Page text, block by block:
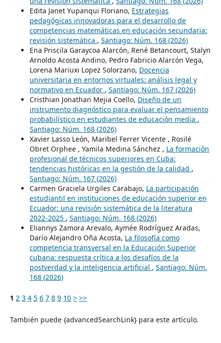
Edita Janet Yupanqui Floriano, Estrategias
pedagógicas innovadoras para el desarrollo de
competencias matemáticas en educación secundaria:
revisión sistemática , Santiago: Núm. 168 (2026)
Ena Priscila Garaycoa Alarcón, René Betancourt, Stalyn
Arnoldo Acosta Andino, Pedro Fabricio Alarcón Vega,
Lorena Mariuxi Lopez Solorzano, Docencia
universitaria en entornos virtuales: análisis legal y
normativo en Ecuador , Santiago: Núm. 167 (2026)
Cristhian Jonathan Mejia Coello, Diseño de un
instrumento diagnóstico para evaluar el pensamiento
probabilístico en estudiantes de educación media ,
Santiago: Núm. 168 (2026)
Xavier Lasso León, Maribel Ferrer Vicente , Rosilé
Obret Orphee , Yamila Medina Sánchez , La formación
profesional de técnicos superiores en Cuba:
tendencias históricas en la gestión de la calidad ,
Santiago: Núm. 167 (2026)
Carmen Graciela Urgiles Carabajo, La participación
estudiantil en instituciones de educación superior en
Ecuador: una revisión sistemática de la literatura
2022-2025 , Santiago: Núm. 168 (2026)
Eliannys Zamora Arevalo, Aymée Rodríguez Aradas,
Darío Alejandro Oña Acosta, La filosofía como
competencia transversal en la Educación Superior
cubana: respuesta crítica a los desafíos de la
postverdad y la inteligencia artificial , Santiago: Núm.
168 (2026)
1 2 3 4 5 6 7 8 9 10 > >>
También puede {advancedSearchLink} para este artículo.